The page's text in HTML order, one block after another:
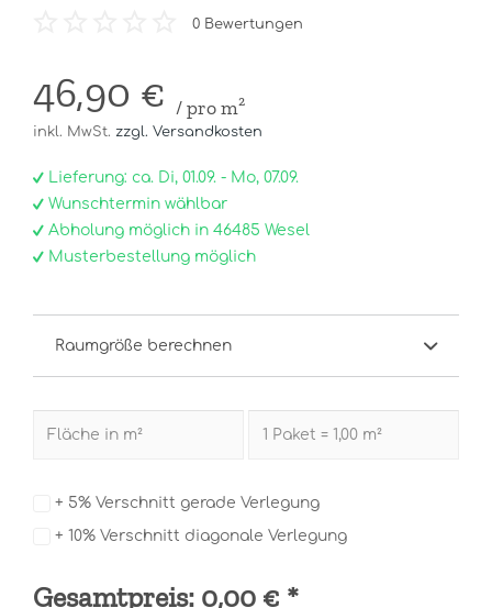
0 Bewertungen
46,90 € / pro m²
inkl. MwSt. zzgl. Versandkosten
Lieferung: ca. Di, 01.09. - Mo, 07.09.
Wunschtermin wählbar
Abholung möglich in 46485 Wesel
Musterbestellung möglich
Raumgröße berechnen
+ 5% Verschnitt gerade Verlegung
+ 10% Verschnitt diagonale Verlegung
Gesamtpreis: 0,00 € *